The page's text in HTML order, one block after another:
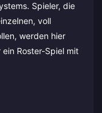
Spieler, die
voll
werden hier
Roster-Spiel mit